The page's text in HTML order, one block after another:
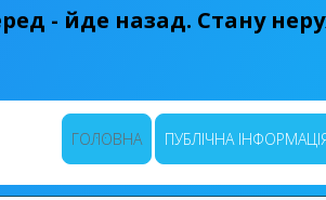
- йде назад. Стану
ГОЛОВНА ПУБЛІЧНА